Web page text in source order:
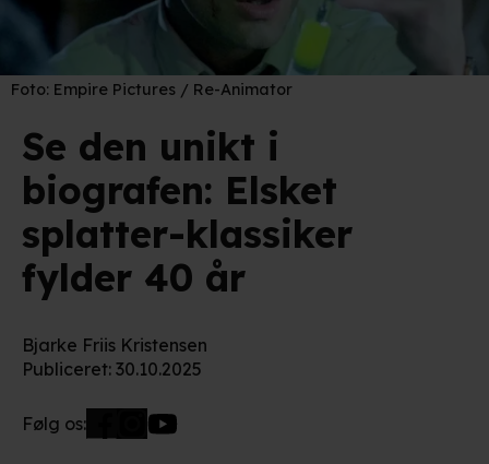
Foto: Empire Pictures / Re-Animator
Se den unikt i
biografen: Elsket
splatter-klassiker
fylder 40 år
Bjarke Friis Kristensen
Publiceret: 30.10.2025
Følg os: